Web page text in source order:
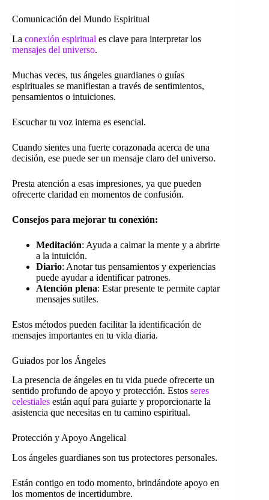
Comunicación del Mundo Espiritual
La conexión espiritual es clave para interpretar los
mensajes del universo.
Muchas veces, tus ángeles guardianes o guías
espirituales se manifiestan a través de sentimientos,
pensamientos o intuiciones.
Escuchar tu voz interna es esencial.
Cuando sientes una fuerte corazonada acerca de una
decisión, ese puede ser un mensaje claro del universo.
Presta atención a esas impresiones, ya que pueden
ofrecerte claridad en momentos de confusión.
Consejos para mejorar tu conexión:
Meditación: Ayuda a calmar la mente y a abrirte
a la intuición.
Diario: Anotar tus pensamientos y experiencias
puede ayudar a identificar patrones.
Atención plena: Estar presente te permite captar
mensajes sutiles.
Estos métodos pueden facilitar la identificación de
mensajes importantes en tu vida diaria.
Guiados por los Ángeles
La presencia de ángeles en tu vida puede ofrecerte un
sentido profundo de apoyo y protección. Estos seres
celestiales están aquí para guiarte y proporcionarte la
asistencia que necesitas en tu camino espiritual.
Protección y Apoyo Angelical
Los ángeles guardianes son tus protectores personales.
Están contigo en todo momento, brindándote apoyo en
los momentos de incertidumbre.